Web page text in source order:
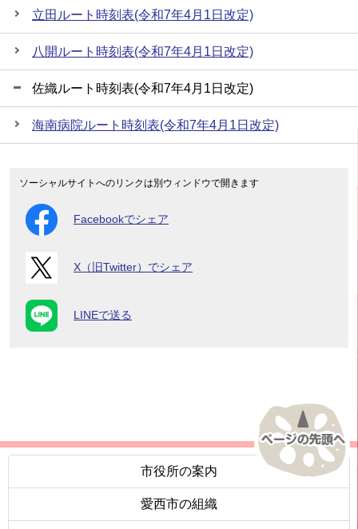
立田ルート時刻表(令和7年4月1日改定)
八開ルート時刻表(令和7年4月1日改定)
佐織ルート時刻表(令和7年4月1日改定)
海南病院ルート時刻表(令和7年4月1日改定)
ソーシャルサイトへのリンクは別ウィンドウで開きます
Facebookでシェア
X（旧Twitter）でシェア
LINEで送る
市役所の案内
愛西市の組織